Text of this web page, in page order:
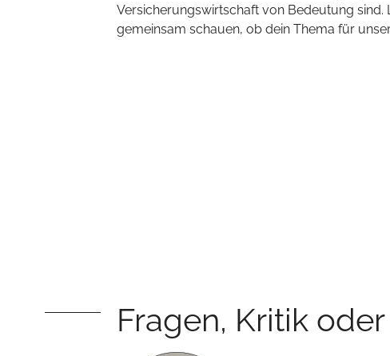
Versicherungswirtschaft von Bedeutung sind.
gemeinsam schauen, ob dein Thema für
Fragen, Kritik